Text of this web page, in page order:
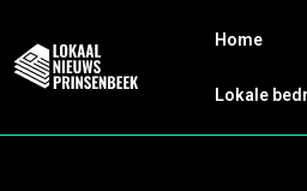
Home
Lokale